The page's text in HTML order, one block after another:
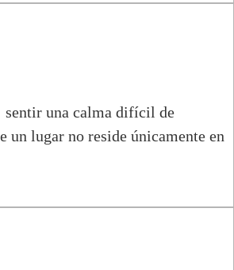
sentir una calma difícil de
un lugar no reside únicamente en